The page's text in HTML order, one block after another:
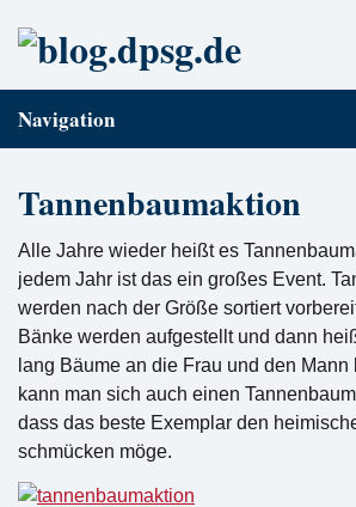
Navigation
Tannenbaumaktion
Alle Jahre wieder heißt es
jedem Jahr ist das ein großes Event.
werden nach der Größe sortiert
Bänke werden aufgestellt und dann
lang Bäume an die Frau und den
kann man sich auch einen
dass das beste Exemplar den
schmücken möge.